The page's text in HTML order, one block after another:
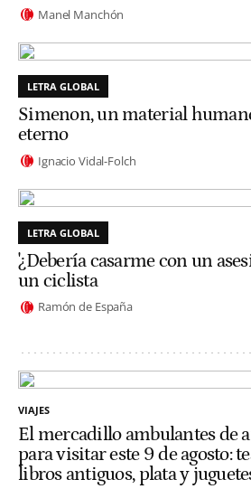
Manel Manchón
LETRA GLOBAL
Simenon, un material
eterno
Ignacio Vidal-Folch
LETRA GLOBAL
'¿Debería casarme con un
un ciclista
Ramón de España
VIAJES
El mercadillo ambulantes de
para visitar este 9 de agosto:
libros antiguos, plata y